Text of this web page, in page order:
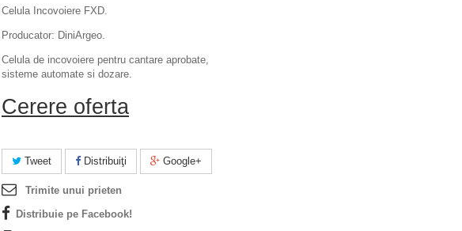
Celula Incovoiere FXD.
Producator: DiniArgeo.
Celula de incovoiere pentru cantare aprobate,
sisteme automate si dozare.
Cerere oferta
Tweet Distribuiţi Google+
Trimite unui prieten
Distribuie pe Facebook!